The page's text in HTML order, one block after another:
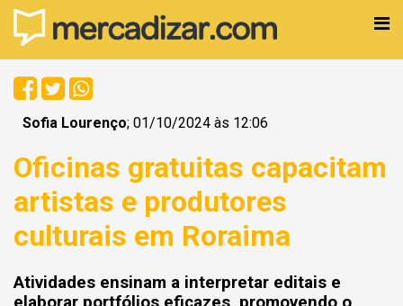
Sofia Lourenço; 01/10/2024 às 12:06
Oficinas gratuitas capacitam
artistas e produtores
culturais em Roraima
Atividades ensinam a interpretar editais e